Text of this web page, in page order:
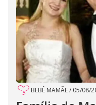
BEBÊ MAMÃE/ 05/08/